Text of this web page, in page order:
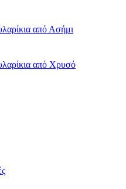
από Ασήμι
από Χρυσό